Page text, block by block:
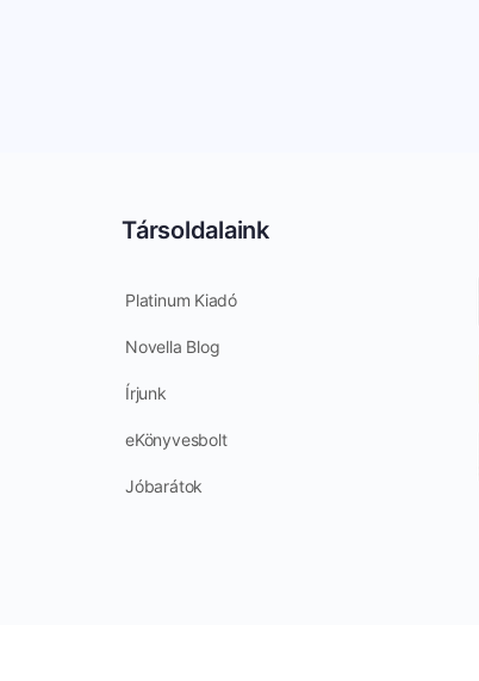
Társoldalaink
Platinum Kiadó
Novella Blog
Írjunk
eKönyvesbolt
Jóbarátok